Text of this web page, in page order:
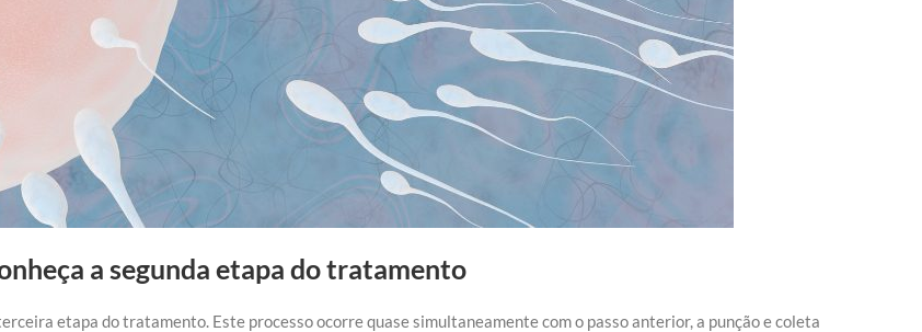
a segunda etapa do tratamento
etapa do tratamento. Este processo ocorre quase simultaneamente com o passo anterior, a punção e coleta